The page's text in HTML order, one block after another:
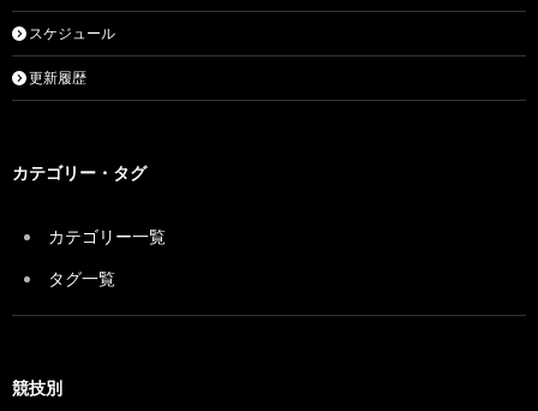
スケジュール
更新履歴
カテゴリー・タグ
カテゴリー一覧
タグ一覧
競技別